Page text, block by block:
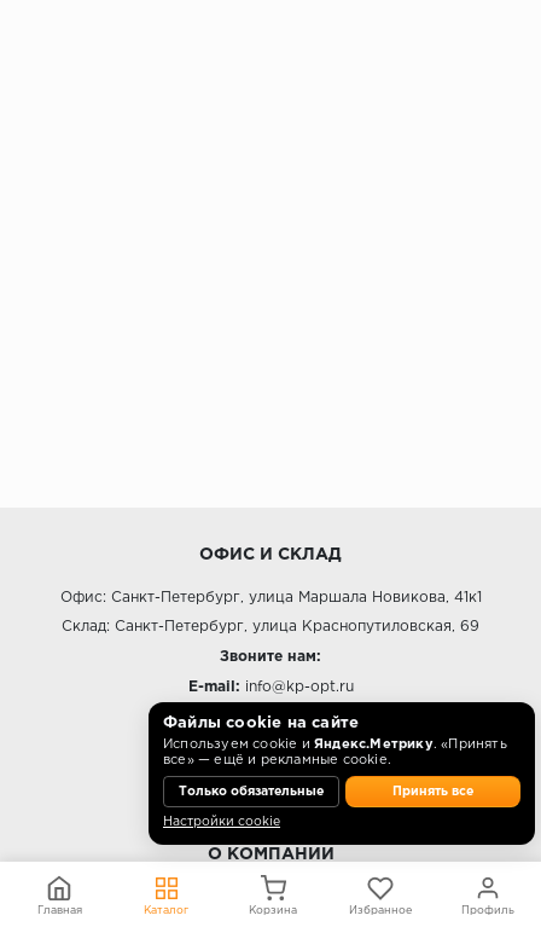
ОФИС И СКЛАД
Офис: Санкт-Петербург, улица Маршала Новикова, 41к1
Склад: Санкт-Петербург, улица Краснопутиловская, 69
Звоните нам:
E-mail: info@kp-opt.ru
Режим работы
10:00 - 18:00 пн-пт.
О КОМПАНИИ
Контакты
Файлы cookie на сайте
Используем cookie и Яндекс.Метрику. «Принять
все» — ещё и рекламные cookie.
Только обязательные Принять все
Настройки cookie
Главная Каталог Корзина Избранное Профиль